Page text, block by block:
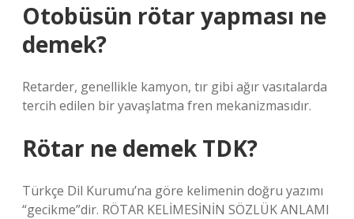
Otobüsün rötar yapması ne
demek?
Retarder, genellikle kamyon, tır gibi ağır vasıtalarda
tercih edilen bir yavaşlatma fren mekanizmasıdır.
Rötar ne demek TDK?
Türkçe Dil Kurumu’na göre kelimenin doğru yazımı
“gecikme”dir. RÖTAR KELİMESİNİN SÖZLÜK ANLAMI